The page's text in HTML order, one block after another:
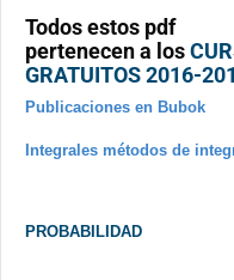
Todos estos pdf
pertenecen a los
GRATUITOS 2016-
Publicaciones en Bubok
Integrales métodos de
PROBABILIDAD